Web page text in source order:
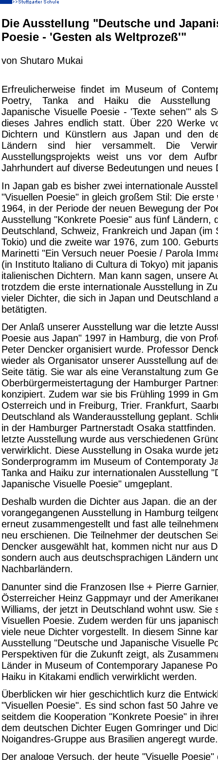
Die Ausstellung "Deutsche und
Poesie - 'Gesten als Weltprozeß'"
von Shutaro Mukai
Erfreulicherweise findet im Museum of
Poetry, Tanka and Haiku die Ausstellung
Japanische Visuelle Poesie - 'Texte sehen'" als
dieses Jahres endlich statt. Über 220 Werke
Dichtern und Künstlern aus Japan und den
Ländern sind hier versammelt. Die
Ausstellungsprojekts weist uns vor dem
Jahrhundert auf diverse Bedeutungen und neues
In Japan gab es bisher zwei internationale
"Visuellen Poesie" in gleich großem Stil: Die erste
1964, in der Periode der neuen Bewegung der
Ausstellung "Konkrete Poesie" aus fünf Ländern,
Deutschland, Schweiz, Frankreich und Japan (im
Tokio) und die zweite war 1976, zum 100.
Marinetti "Ein Versuch neuer Poesie / Parola
(in Instituto ltaliano di Cultura di Tokyo) mit
italienischen Dichtern. Man kann sagen, unsere
trotzdem die erste internationale Ausstellung in
vieler Dichter, die sich in Japan und Deutschland
betätigten.
Der Anlaß unserer Ausstellung war die letzte
Poesie aus Japan" 1997 in Hamburg, die von
Peter Dencker organisiert wurde. Professor
wieder als Organisator unserer Ausstellung auf
Seite tätig. Sie war als eine Veranstaltung zum
Oberbürgermeistertagung der Hamburger
konzipiert. Zudem war sie bis Frühling 1999 in
Osterreich und in Freiburg, Trier. Frankfurt,
Deutschland als Wanderausstellung geplant.
in der Hamburger Partnerstadt Osaka
letzte Ausstellung wurde aus verschiedenen
verwirklicht. Diese Ausstellung in Osaka wurde
Sonderprogramm im Museum of Contemporaty
Tanka and Haiku zur internationalen Ausstellung
Japanische Visuelle Poesie" umgeplant.
Deshalb wurden die Dichter aus Japan. die an der
vorangegangenen Ausstellung in Hamburg
erneut zusammengestellt und fast alle
neu erschienen. Die Teilnehmer der deutschen
Dencker ausgewählt hat, kommen nicht nur aus
sondern auch aus deutschsprachigen Ländern
Nachbarländern.
Danunter sind die Franzosen Ilse + Pierre
Österreicher Heinz Gappmayr und der
Williams, der jetzt in Deutschland wohnt usw. Sie
Visuellen Poesie. Zudem werden für uns
viele neue Dichter vorgestellt. In diesem Sinne
Ausstellung "Deutsche und Japanische Visuelle
Perspektiven für die Zukunft zeigt, als
Länder in Museum of Contemporary Japanese
Haiku in Kitakami endlich verwirklicht werden.
Überblicken wir hier geschichtlich kurz die
"Visuellen Poesie". Es sind schon fast 50 Jahre
seitdem die Kooperation "Konkrete Poesie" in
dem deutschen Dichter Eugen Gomringer und
Noigandres-Gruppe aus Brasilien angeregt wurde.
Der analoge Versuch, der heute "Visuelle Poesie"